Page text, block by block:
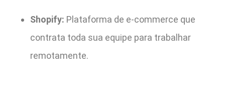
Shopify: Plataforma de e-commerce que
contrata toda sua equipe para trabalhar
remotamente.